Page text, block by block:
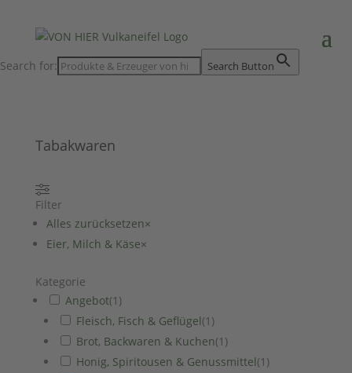
Search for: Search Button
Tabakwaren
Filter
Alles zurücksetzen×
Eier, Milch & Käse×
Kategorie
Angebot(1 )
Fleisch, Fisch & Geflügel(1 )
Brot, Backwaren & Kuchen(1 )
Honig, Spiritousen & Genussmittel(1 )